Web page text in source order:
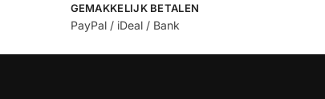
GEMAKKELIJK BETALEN
PayPal / iDeal / Bank